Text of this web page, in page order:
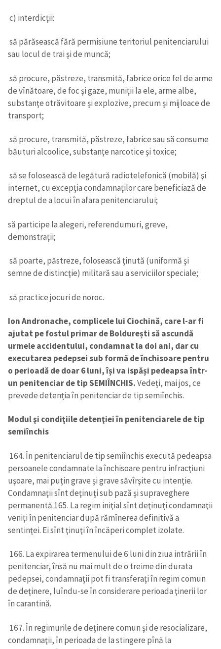
c) interdicţii:
să părăsească fără permisiune teritoriul penitenciarului
sau locul de trai şi de muncă;
să procure, păstreze, transmită, fabrice orice fel de arme
de vînătoare, de foc şi gaze, muniţii la ele, arme albe,
substanţe otrăvitoare şi explozive, precum şi mijloace de
transport;
să procure, transmită, păstreze, fabrice sau să consume
băuturi alcoolice, substanţe narcotice şi toxice;
să se folosească de legătură radiotelefonică (mobilă) şi
internet, cu excepţia condamnaţilor care beneficiază de
dreptul de a locui în afara penitenciarului;
să participe la alegeri, referendumuri, greve,
demonstraţii;
să poarte, păstreze, folosească ţinută (uniformă şi
semne de distincţie) militară sau a serviciilor speciale;
să practice jocuri de noroc.
Ion Andronache, complicele lui Ciochină, care l-ar fi
ajutat pe fostul primar de Boldurești să ascundă
urmele accidentului, condamnat la doi ani, dar cu
executarea pedepsei sub formă de închisoare pentru
o perioadă de doar 6 luni, își va ispăși pedeapsa într-
un penitenciar de tip SEMIÎNCHIS.Vedeți, mai jos, ce
prevede detenția în penitenciar de tip semiînchis.
Modul şi condiţiile detenţiei în penitenciarele de tip
semiînchis
164. În penitenciarul de tip semiînchis execută pedeapsa
persoanele condamnate la închisoare pentru infracţiuni
uşoare, mai puţin grave şi grave săvîrşite cu intenţie.
Condamnaţii sînt deţinuţi sub pază şi supraveghere
permanentă.165. La regim iniţial sînt deţinuţi condamnaţii
veniţi în penitenciar după rămînerea definitivă a
sentinţei. Ei sînt ţinuţi în încăperi complet izolate.
166. La expirarea termenului de 6 luni din ziua intrării în
penitenciar, însă nu mai mult de o treime din durata
pedepsei, condamnaţii pot fi transferaţi în regim comun
de deţinere, luîndu-se în considerare perioada ţinerii lor
în carantină.
167. În regimurile de deţinere comun şi de resocializare,
condamnaţii, în perioada de la stingere pînă la
ȘTIREA MEA
Titlu știre+ Adaugă titlu
Fotografie
Link media+ Link media
Mesajul știrei
+ Mesajul știrei